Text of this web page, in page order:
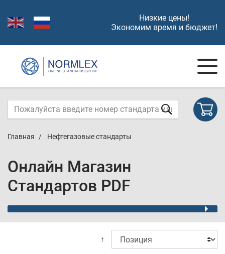
Низкие цены!
Экономим время и бюджет!
Главная Нефтегазовые стандарты
Онлайн Магазин
Стандартов PDF
↑